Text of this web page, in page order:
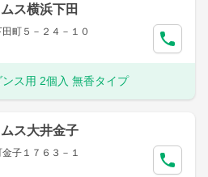
ス横浜下田
町５－２４－１０
ス用 2個入 無香タイプ
ス大井金子
子１７６３－１